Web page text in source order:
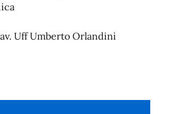
Uff Umberto Orlandini